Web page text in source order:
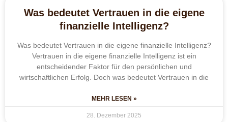
Was bedeutet Vertrauen in die eigene
finanzielle Intelligenz?
Was bedeutet Vertrauen in die eigene finanzielle Intelligenz?
Vertrauen in die eigene finanzielle Intelligenz ist ein
entscheidender Faktor für den persönlichen und
wirtschaftlichen Erfolg. Doch was bedeutet Vertrauen in die
MEHR LESEN »
28. Dezember 2025